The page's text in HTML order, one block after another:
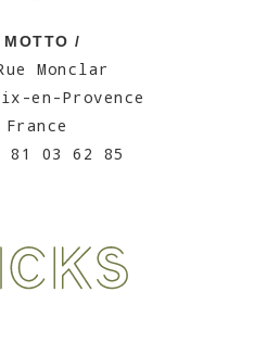
MOTTO /
Monclar
en-Provence
France
81 03 62 85